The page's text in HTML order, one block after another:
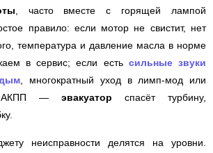
, часто вместе с горящей лампой
правило: если мотор не свистит, нет
температура и давление масла в норме
в сервис; если есть сильные звуки
, многократный уход в лимп-мод или
АКПП — эвакуатор спасёт турбину,
неисправности делятся на уровни.